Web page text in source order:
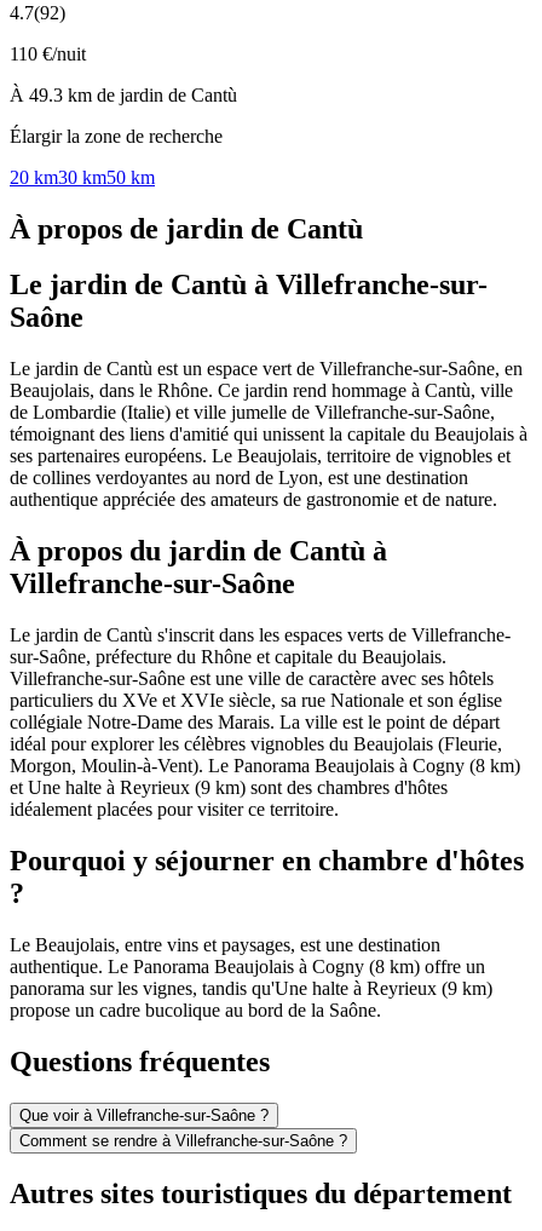
4.7(92)
110 €/nuit
À 49.3 km de jardin de Cantù
Élargir la zone de recherche
20 km30 km50 km
À propos de jardin de Cantù
Le jardin de Cantù à Villefranche-sur-
Saône
Le jardin de Cantù est un espace vert de Villefranche-sur-Saône, en
Beaujolais, dans le Rhône. Ce jardin rend hommage à Cantù, ville
de Lombardie (Italie) et ville jumelle de Villefranche-sur-Saône,
témoignant des liens d'amitié qui unissent la capitale du Beaujolais à
ses partenaires européens. Le Beaujolais, territoire de vignobles et
de collines verdoyantes au nord de Lyon, est une destination
authentique appréciée des amateurs de gastronomie et de nature.
À propos du jardin de Cantù à
Villefranche-sur-Saône
Le jardin de Cantù s'inscrit dans les espaces verts de Villefranche-
sur-Saône, préfecture du Rhône et capitale du Beaujolais.
Villefranche-sur-Saône est une ville de caractère avec ses hôtels
particuliers du XVe et XVIe siècle, sa rue Nationale et son église
collégiale Notre-Dame des Marais. La ville est le point de départ
idéal pour explorer les célèbres vignobles du Beaujolais (Fleurie,
Morgon, Moulin-à-Vent). Le Panorama Beaujolais à Cogny (8 km)
et Une halte à Reyrieux (9 km) sont des chambres d'hôtes
idéalement placées pour visiter ce territoire.
Pourquoi y séjourner en chambre d'hôtes
?
Le Beaujolais, entre vins et paysages, est une destination
authentique. Le Panorama Beaujolais à Cogny (8 km) offre un
panorama sur les vignes, tandis qu'Une halte à Reyrieux (9 km)
propose un cadre bucolique au bord de la Saône.
Questions fréquentes
Que voir à Villefranche-sur-Saône ?
Comment se rendre à Villefranche-sur-Saône ?
Autres sites touristiques du département